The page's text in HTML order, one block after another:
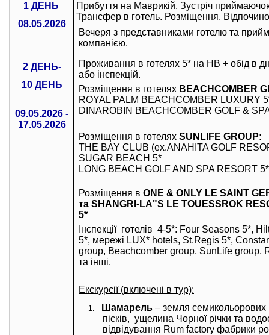
1 ДЕНЬ
08.05.2026
Прибуття на Маврикій. Зустріч
Трансфер в готель. Розміщення.
Вечеря з представниками готелю та
компанією.
2 ДЕНЬ-
10 ДЕНЬ
09.05.2026 -
17.05.2026
П роживання в готелях 5* на НВ + обід в
або інспекцій.
Розміщення в готелях BEACHCOMBER
ROYAL PALM BEACHCOMBER LUXURY
DINAROBIN BEACHCOMBER GOLF &
Розміщення в готелях SUNLIFE GROUP:
THE BAY CLUB (ex.ANAHITA GOLF
SUGAR BEACH 5*
LONG BEACH GOLF AND SPA RESORT 5*
Розміщення в ONE & ONLY LE SAINT
та SHANGRI-LA"S LE TOUESSROK
5*
Інспекції готелів 4-5*: Four Seasons 5*,
5*, мережі LUX* hotels, St.Regis 5*,
group, Beachcomber group, SunLife group,
та інші.
Екскурсії (включені в тур):
1. Шамарель – земля семикольорових
пісків, ущелина Чорної річки та
відвідування Rum factory фабрики